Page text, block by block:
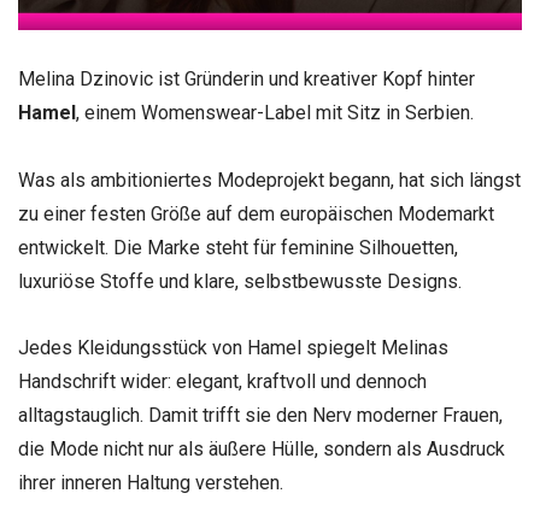
Melina Dzinovic ist Gründerin und kreativer Kopf hinter
Hamel , einem Womenswear-Label mit Sitz in Serbien.
Was als ambitioniertes Modeprojekt begann, hat sich längst
zu einer festen Größe auf dem europäischen Modemarkt
entwickelt. Die Marke steht für feminine Silhouetten,
luxuriöse Stoffe und klare, selbstbewusste Designs.
Jedes Kleidungsstück von Hamel spiegelt Melinas
Handschrift wider: elegant, kraftvoll und dennoch
alltagstauglich. Damit trifft sie den Nerv moderner Frauen,
die Mode nicht nur als äußere Hülle, sondern als Ausdruck
ihrer inneren Haltung verstehen.